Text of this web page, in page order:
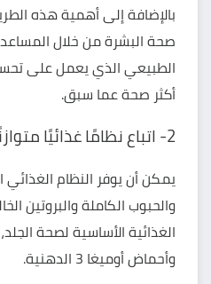
بالإضافة إلى أهمية هذه
صحة البشرة من خلال
الطبيعي الذي يعمل على
أكثر صحة عما سبق.
2- اتباع نظامًا غذائيًا متوازنًا
يمكن أن يوفر النظام
والحبوب الكاملة والبروتين
وأحماض أوميغا 3 الدهنية.